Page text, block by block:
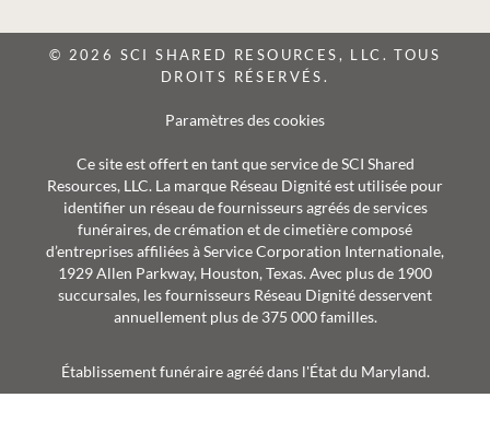
© 2026 SCI SHARED RESOURCES, LLC. TOUS
DROITS RÉSERVÉS.
Paramètres des cookies
Ce site est offert en tant que service de SCI Shared
Resources, LLC. La marque Réseau Dignité est utilisée pour
identifier un réseau de fournisseurs agréés de services
funéraires, de crémation et de cimetière composé
d’entreprises affiliées à Service Corporation Internationale,
1929 Allen Parkway, Houston, Texas. Avec plus de 1900
succursales, les fournisseurs Réseau Dignité desservent
annuellement plus de 375 000 familles.
Établissement funéraire agréé dans l'État du Maryland.